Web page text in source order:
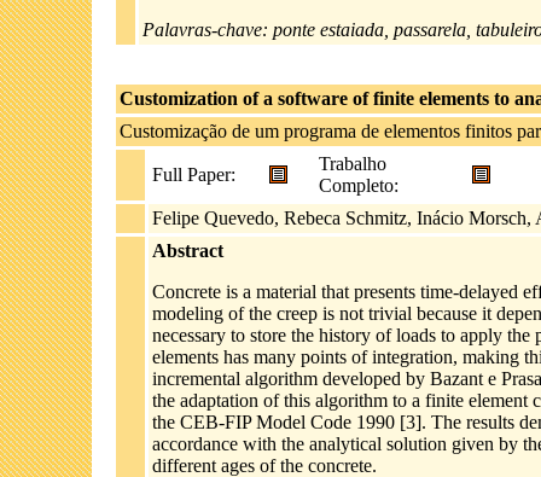
Palavras-chave: ponte estaiada, passarela,
Customization of a software of finite elements to
Customização de um programa de elementos finitos
Full Paper:
Trabalho
Completo:
Felipe Quevedo, Rebeca Schmitz, Inácio
Abstract
Concrete is a material that presents time-delayed
modeling of the creep is not trivial because it
necessary to store the history of loads to apply
elements has many points of integration, making
incremental algorithm developed by Bazant e
the adaptation of this algorithm to a finite
the CEB-FIP Model Code 1990 [3]. The results
accordance with the analytical solution given by
different ages of the concrete.